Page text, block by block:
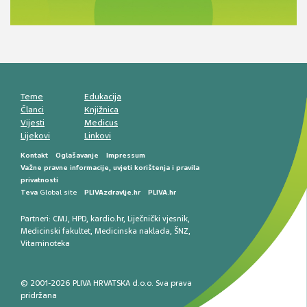
smetnji do rane onkološke dijagnostike
Teme
Članci
Vijesti
Lijekovi
Edukacija
Knjižnica
Medicus
Linkovi
Kontakt Oglašavanje
Impressum
Važne pravne informacije, uvjeti korištenja i pravila
privatnosti
Teva Global site PLIVAzdravlje.hr PLIVA.hr
Partneri: CMJ, HPD, kardio.hr, Liječnički vjesnik,
Medicinski fakultet, Medicinska naklada, ŠNZ,
Vitaminoteka
© 2001-2026 PLIVA HRVATSKA d.o.o. Sva prava
pridržana